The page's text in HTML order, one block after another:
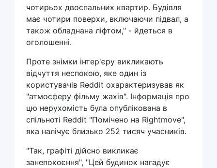
чотирьох двоспальних квартир. Будівля
має чотири поверхи, включаючи підвал, а
також обладнана ліфтом," - йдеться в
оголошенні.
Проте знімки інтер'єру викликають
відчуття неспокою, яке один із
користувачів Reddit охарактеризував як
"атмосферу фільму жахів". Інформація про
цю нерухомість була опублікована в
спільноті Reddit "Помічено на Rightmove",
яка налічує близько 252 тисяч учасників.
"Так, графіті дійсно викликає
занепокоєння", "Цей будинок нагадує